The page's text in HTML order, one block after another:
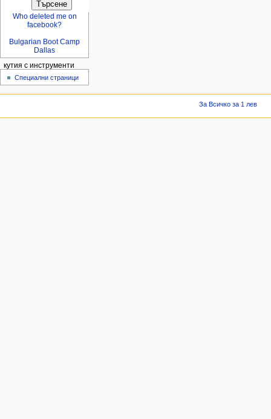
Who deleted me on
facebook?
Bulgarian Boot Camp
Dallas
кутия с инструменти
Специални страници
За Всичко за 1 лев